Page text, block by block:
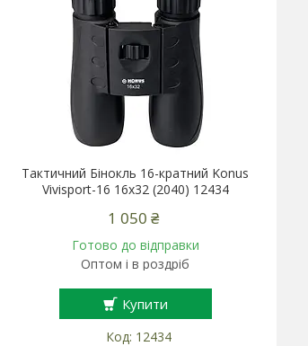
Тактичний Бінокль 16-кратний Konus
Vivisport-16 16x32 (2040) 12434
1 050 ₴
Готово до відправки
Оптом і в роздріб
Купити
12434